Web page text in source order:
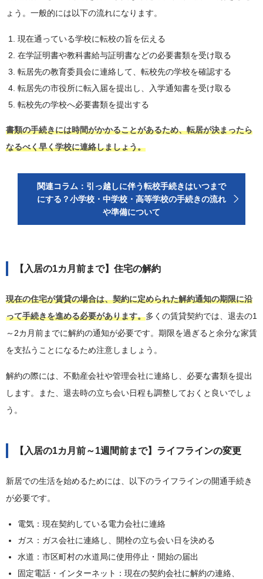
ょう。一般的には以下の流れになります。
現在通っている学校に転校の旨を伝える
在学証明書や教科書給与証明書などの必要書類を受け取る
転居先の教育委員会に連絡して、転校先の学校を確認する
転居先の市役所に転入届を提出し、入学通知書を受け取る
転校先の学校へ必要書類を提出する
書類の手続きには時間がかかることがあるため、転居が決まったら
なるべく早く学校に連絡しましょう。
関連コラム：引っ越しに伴う転校手続きはいつまで
にする？小学校・中学校・高等学校の手続きの流れ
や準備について
【入居の1カ月前まで】住宅の解約
現在の住宅が賃貸の場合は、契約に定められた解約通知の期限に沿
って手続きを進める必要があります。多くの賃貸契約では、退去の1
～2カ月前までに解約の通知が必要です。期限を過ぎると余分な家賃
を支払うことになるため注意しましょう。
解約の際には、不動産会社や管理会社に連絡し、必要な書類を提出
します。また、退去時の立ち会い日程も調整しておくと良いでしょ
う。
【入居の1カ月前～1週間前まで】ライフラインの変更
新居での生活を始めるためには、以下のライフラインの開通手続き
が必要です。
電気：現在契約している電力会社に連絡
ガス：ガス会社に連絡し、開栓の立ち会い日を決める
水道：市区町村の水道局に使用停止・開始の届出
固定電話・インターネット：現在の契約会社に解約の連絡、